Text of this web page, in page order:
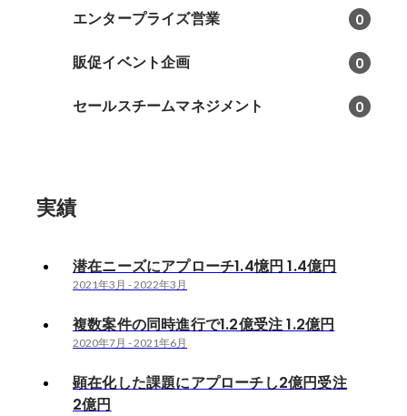
エンタープライズ営業 0
販促イベント企画 0
セールスチームマネジメント 0
実績
潜在ニーズにアプローチ1.4憶円 1.4億円
2021年3月 -2022年3月
複数案件の同時進行で1.2億受注 1.2億円
2020年7月 -2021年6月
顕在化した課題にアプローチし2億円受注
2億円